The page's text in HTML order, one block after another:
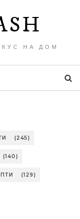
НА ДОМ
(245)
(140)
(129)